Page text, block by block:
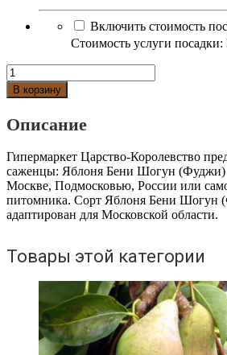
Включить стоимость
Стоимость услуги посадки:
Количество
Яблоня
Бени
(Фуджи)
В корзину
Описание
Гипермаркет Царство-Королевство
саженцы: Яблоня Бени Шогун (Фуджи)
Москве, Подмосковью, России или
питомника. Сорт Яблоня Бени Шогун
адаптирован для Московской области.
Товары этой категории